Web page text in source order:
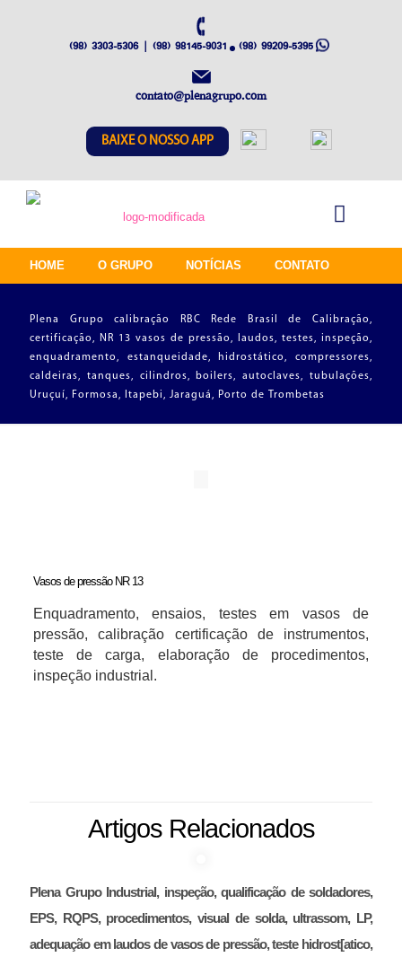
(98) 3303-5306 | (98) 98145-9031 (98) 99209-5395
contato@plenagrupo.com
BAIXE O NOSSO APP
HOME O GRUPO NOTÍCIAS CONTATO
Plena Grupo calibração RBC Rede Brasil de Calibração,
certificação, NR 13 vasos de pressão, laudos, testes, inspeção,
enquadramento, estanqueidade, hidrostático, compressores,
caldeiras, tanques, cilindros, boilers, autoclaves, tubulações,
Uruçuí, Formosa, Itapebi, Jaraguá, Porto de Trombetas
Vasos de pressão NR 13
Enquadramento, ensaios, testes em vasos de
pressão, calibração certificação de instrumentos,
teste de carga, elaboração de procedimentos,
inspeção industrial.
Artigos Relacionados
Plena Grupo Industrial, inspeção, qualificação de soldadores,
EPS, RQPS, procedimentos, visual de solda, ultrassom, LP,
adequação em laudos de vasos de pressão, teste hidrost[atico,